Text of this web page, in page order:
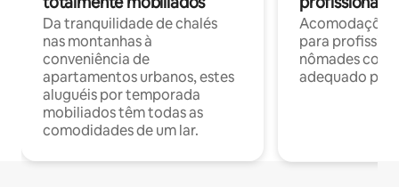
Da tranquilidade de chalés
nas montanhas à
conveniência de
apartamentos urbanos, estes
aluguéis por temporada
mobiliados têm todas as
comodidades de um lar.
para
nômades com
adequado